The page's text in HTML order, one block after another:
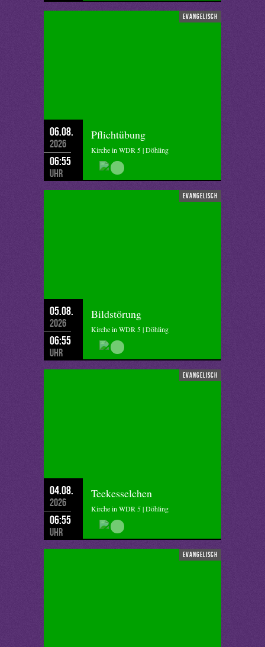
evangelisch
06.08.
2026
06:55
Uhr
Pflichtübung
Kirche in WDR 5 | Döhling
evangelisch
05.08.
2026
06:55
Uhr
Bildstörung
Kirche in WDR 5 | Döhling
evangelisch
04.08.
2026
06:55
Uhr
Teekesselchen
Kirche in WDR 5 | Döhling
evangelisch